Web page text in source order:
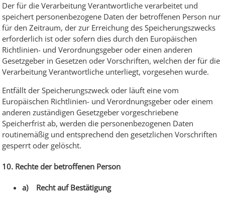
Der für die Verarbeitung Verantwortliche verarbeitet und
speichert personenbezogene Daten der betroffenen Person nur
für den Zeitraum, der zur Erreichung des Speicherungszwecks
erforderlich ist oder sofern dies durch den Europäischen
Richtlinien- und Verordnungsgeber oder einen anderen
Gesetzgeber in Gesetzen oder Vorschriften, welchen der für die
Verarbeitung Verantwortliche unterliegt, vorgesehen wurde.
Entfällt der Speicherungszweck oder läuft eine vom
Europäischen Richtlinien- und Verordnungsgeber oder einem
anderen zuständigen Gesetzgeber vorgeschriebene
Speicherfrist ab, werden die personenbezogenen Daten
routinemäßig und entsprechend den gesetzlichen Vorschriften
gesperrt oder gelöscht.
10. Rechte der betroffenen Person
a) Recht auf Bestätigung